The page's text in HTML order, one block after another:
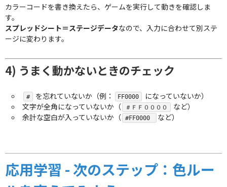
カラーコードを書き換えたら、ゲームを実行して動きを確認しま
す。
スプレッドシート＝ステージデータなので、入力に合わせて別ステ
ージに変わります。
4) うまく動かないときのチェック
# を忘れていないか（例： FF0000
になっていないか）
文字が全角になっていないか（
＃ＦＦ００００
など）
余計な空白が入っていないか（ #FF0000 など）
応用学習 - 次のステップ：色ルー